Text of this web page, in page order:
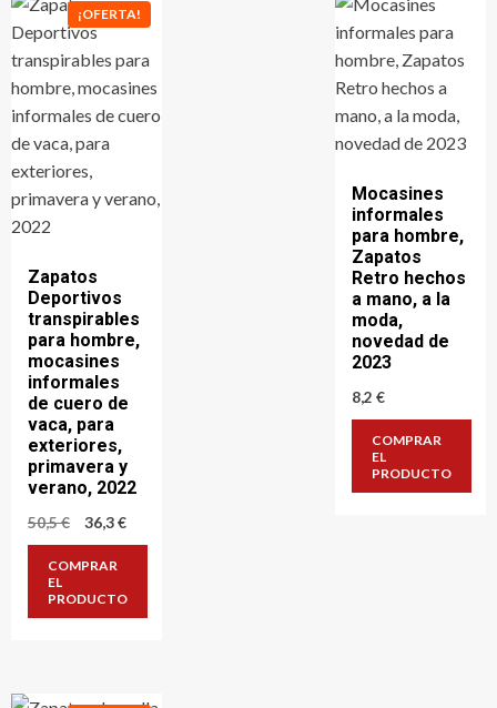
¡OFERTA!
Zapatos
Deportivos
transpirables
para hombre,
mocasines
informales
de cuero de
vaca, para
exteriores,
primavera y
verano, 2022
50,5€
El
original
50,5 €.
36,3€El
36,3 €.
COMPRAR
EL
PRODUCTO
Mocasines
informales
para hombre,
Zapatos
Retro hechos
a mano, a la
moda,
novedad de
2023
8,2€
COMPRAR
EL
PRODUCTO